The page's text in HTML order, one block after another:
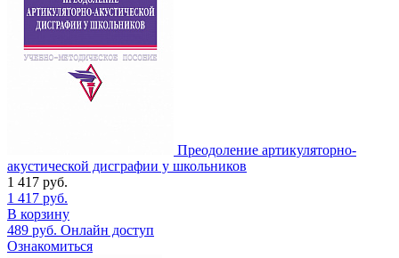
Преодоление артикуляторно-
акустической дисграфии у школьников
1 417 руб.
1 417 руб.
В корзину
489 руб. Онлайн доступ
Ознакомиться